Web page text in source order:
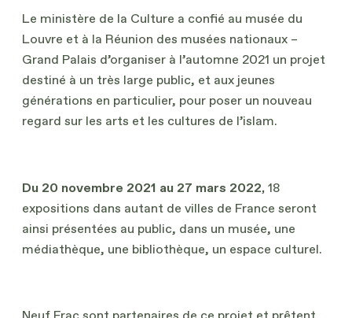
Le ministère de la Culture a confié au musée du
Louvre et à la Réunion des musées nationaux –
Grand Palais d’organiser à l’automne 2021 un projet
destiné à un très large public, et aux jeunes
générations en particulier, pour poser un nouveau
regard sur les arts et les cultures de l’islam.
Du 20 novembre 2021 au 27 mars 2022, 18
expositions dans autant de villes de France seront
ainsi présentées au public, dans un musée, une
médiathèque, une bibliothèque, un espace culturel.